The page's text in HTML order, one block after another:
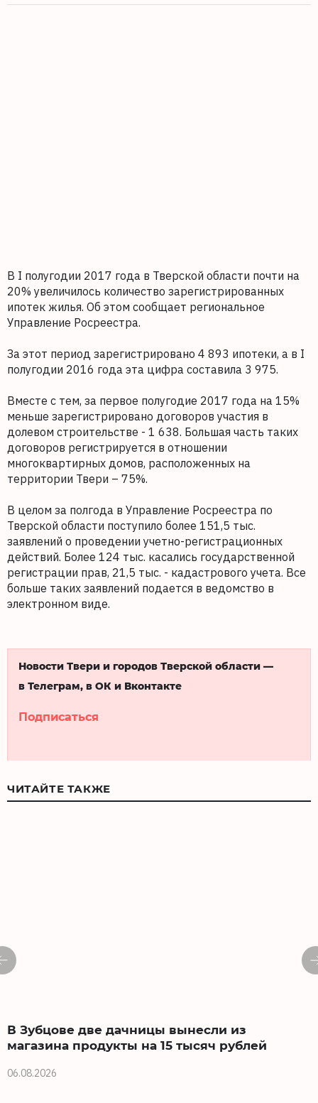
В I полугодии 2017 года в Тверской области почти на
20% увеличилось количество зарегистрированных
ипотек жилья. Об этом сообщает региональное
Управление Росреестра.
За этот период зарегистрировано 4 893 ипотеки, а в I
полугодии 2016 года эта цифра составила 3 975.
Вместе с тем, за первое полугодие 2017 года на 15%
меньше зарегистрировано договоров участия в
долевом строительстве - 1 638. Большая часть таких
договоров регистрируется в отношении
многоквартирных домов, расположенных на
территории Твери – 75%.
В целом за полгода в Управление Росреестра по
Тверской области поступило более 151,5 тыс.
заявлений о проведении учетно-регистрационных
действий. Более 124 тыс. касались государственной
регистрации прав, 21,5 тыс. - кадастрового учета. Все
больше таких заявлений подается в ведомство в
электронном виде.
Новости Твери и городов Тверской области —
в Телеграм, в ОК и Вконтакте
Подписаться
ЧИТАЙТЕ ТАКЖЕ
В Зубцове две дачницы вынесли из
магазина продукты на 15 тысяч рублей
06.08.2026